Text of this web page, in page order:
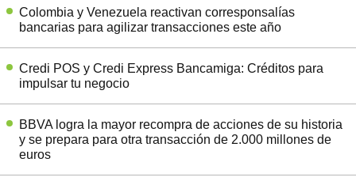
Colombia y Venezuela reactivan corresponsalías
bancarias para agilizar transacciones este año
Credi POS y Credi Express Bancamiga: Créditos para
impulsar tu negocio
BBVA logra la mayor recompra de acciones de su historia
y se prepara para otra transacción de 2.000 millones de
euros